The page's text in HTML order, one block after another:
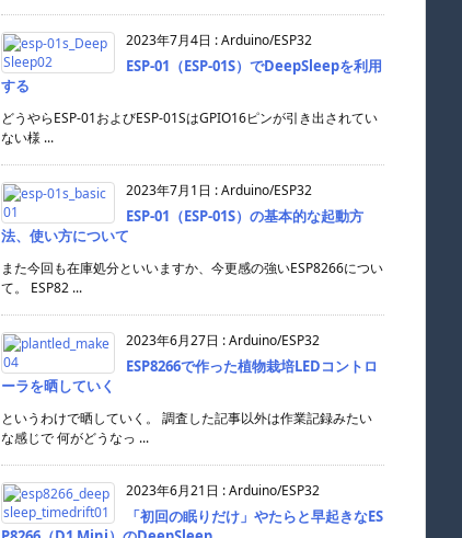
2023年7月4日 :Arduino/ESP32
ESP-01（ESP-01S）でDeepSleepを利用
する
どうやらESP-01およびESP-01SはGPIO16ピンが引き出されてい
ない様 ...
2023年7月1日 :Arduino/ESP32
ESP-01（ESP-01S）の基本的な起動方
法、使い方について
また今回も在庫処分といいますか、今更感の強いESP8266につい
て。 ESP82 ...
2023年6月27日 :Arduino/ESP32
ESP8266で作った植物栽培LEDコントロ
ーラを晒していく
というわけで晒していく。 調査した記事以外は作業記録みたい
な感じで 何がどうなっ ...
2023年6月21日 :Arduino/ESP32
「初回の眠りだけ」やたらと早起きなES